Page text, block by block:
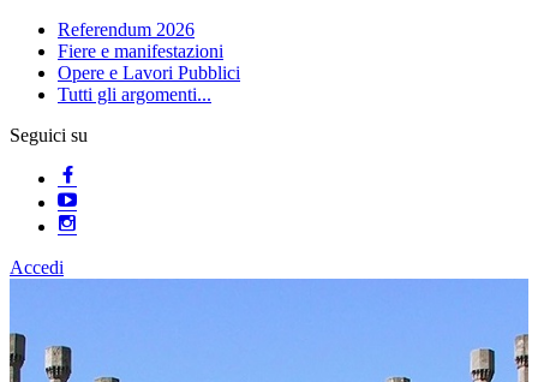
Referendum 2026
Fiere e manifestazioni
Opere e Lavori Pubblici
Tutti gli argomenti...
Seguici su
Accedi